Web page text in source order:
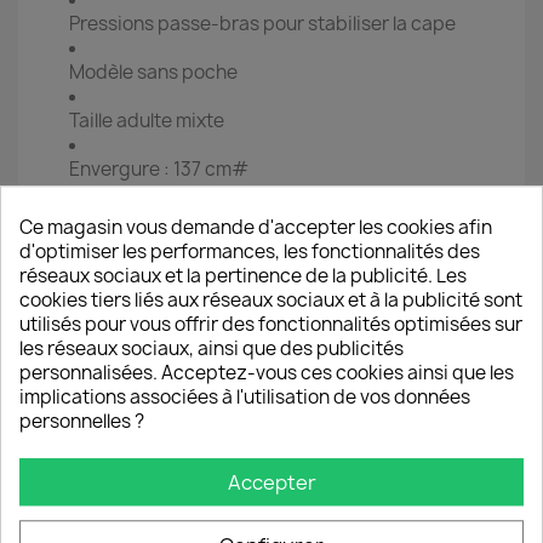
Pressions passe-bras pour stabiliser la cape
Modèle sans poche
Taille adulte mixte
Envergure : 137 cm#
Hauteur : 74 cm# (de la base du cou jusqu’au
bas de la cape) # attention Les dimensions
peuvent évoluer de +ou - 10%
Idéales pour les journées fraîches, humides ou
venteuses, ces capes accompagnent aussi bien
les promenades urbaines que les sorties nature.
Une pièce pratique, originale et artisanale, fidèle
à l’univers créatif de Philippe LINGLET
Lavage à sec, tout solvant sauf le trichloréthylène
Ce magasin vous demande d'accepter les cookies afin
d'optimiser les performances, les fonctionnalités des
réseaux sociaux et la pertinence de la publicité. Les
cookies tiers liés aux réseaux sociaux et à la publicité sont
utilisés pour vous offrir des fonctionnalités optimisées sur
les réseaux sociaux, ainsi que des publicités
personnalisées. Acceptez-vous ces cookies ainsi que les
implications associées à l'utilisation de vos données
personnelles ?
Accepter